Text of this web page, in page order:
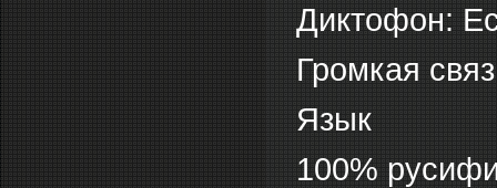
Диктофон:
Громкая
Язык
100%